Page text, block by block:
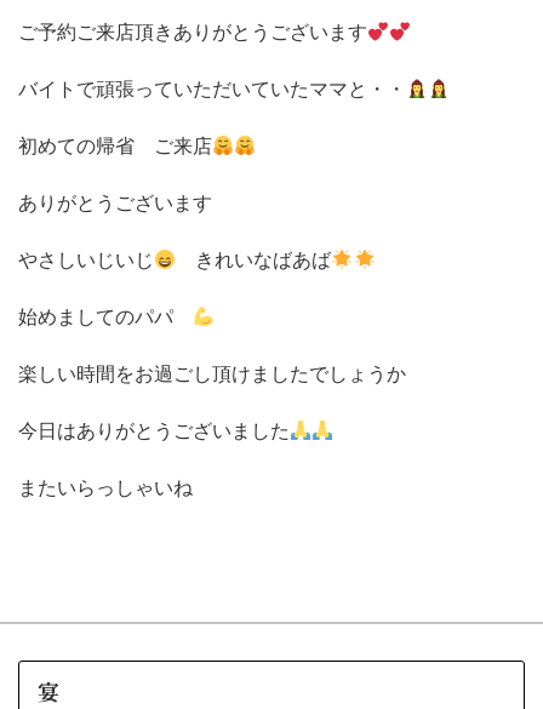
ご予約ご来店頂きありがとうございます
バイトで頑張っていただいていたママと・・
初めての帰省 ご来店
ありがとうございます
やさしいじいじ きれいなばあば
始めましてのパパ
楽しい時間をお過ごし頂けましたでしょうか
今日はありがとうございました
またいらっしゃいね
宴